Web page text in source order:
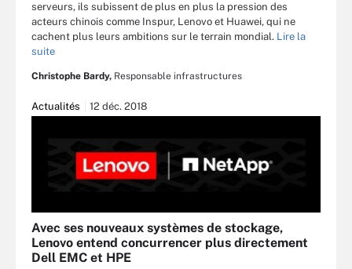
serveurs, ils subissent de plus en plus la pression des
acteurs chinois comme Inspur, Lenovo et Huawei, qui ne
cachent plus leurs ambitions sur le terrain mondial. Lire la
suite
Christophe Bardy, Responsable infrastructures
Actualités 12 déc. 2018
Avec ses nouveaux systèmes de stockage,
Lenovo entend concurrencer plus directement
Dell EMC et HPE